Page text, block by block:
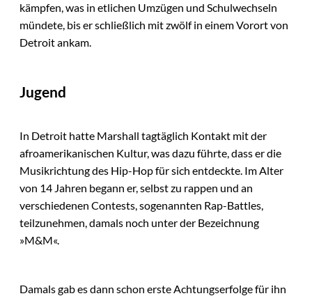
kämpfen, was in etlichen Umzügen und Schulwechseln
mündete, bis er schließlich mit zwölf in einem Vorort von
Detroit ankam.
Jugend
In Detroit hatte Marshall tagtäglich Kontakt mit der
afroamerikanischen Kultur, was dazu führte, dass er die
Musikrichtung des Hip-Hop für sich entdeckte. Im Alter
von 14 Jahren begann er, selbst zu rappen und an
verschiedenen Contests, sogenannten Rap-Battles,
teilzunehmen, damals noch unter der Bezeichnung
»M&M«.
Damals gab es dann schon erste Achtungserfolge für ihn